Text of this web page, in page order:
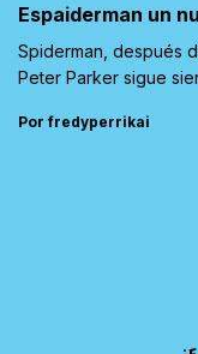
Espaiderman un
Spiderman, después
Peter Parker sigue
Por fredyperrikai